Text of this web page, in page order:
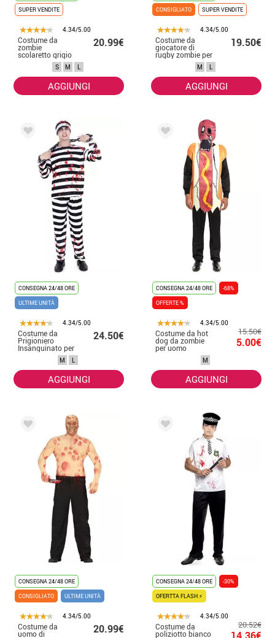
SUPER VENDITE
4.34/5.00
Costume da
zombie
scolaretto grigio
20.99€
S M L
AGGIUNGI
CONSIGLIATO
SUPER VENDITE
4.34/5.00
Costume da
giocatore di
rugby zombie per
uomo
19.50€
M L
AGGIUNGI
CONSEGNA 24/48 ORE
ULTIME UNITÀ
4.34/5.00
Costume da
Prigioniero
Insanguinato per
24.50€
M L
AGGIUNGI
CONSEGNA 24/48 ORE
-68%
OFFERTE %
4.34/5.00
Costume da hot
dog da zombie
per uomo
15.50€
5.00€
M
AGGIUNGI
CONSEGNA 24/48 ORE
CONSIGLIATO
ULTIME UNITÀ
4.34/5.00
Costume da
uomo di 20.99€
CONSEGNA 24/48 ORE
-30%
OFERTTA FLASH ⚡
4.34/5.00
Costume da
poliziotto bianco
20.52€